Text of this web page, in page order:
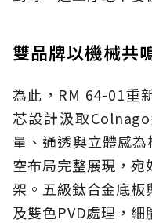
雙品牌以機械共
為此，RM 64-01重
芯設計汲取
量、通透與立體感
空布局完整展現，
架。五級鈦合金底板
及雙色PVD處理，